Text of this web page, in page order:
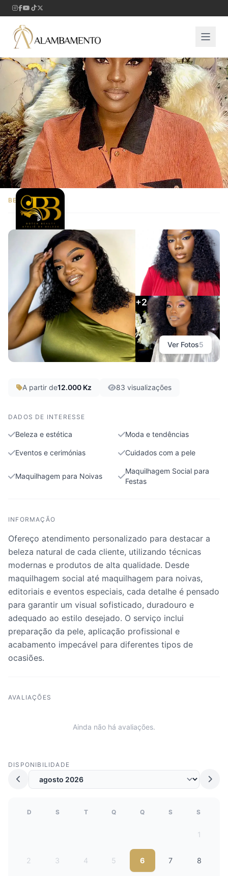
Botch’Beauty
Luanda, Luanda
BELEZA
+2
Ver Fotos5
A partir de12.000 Kz 83 visualizações
DADOS DE INTERESSE
Beleza e estética Moda e tendências
Eventos e cerimónias Cuidados com a pele
Maquilhagem para Noivas
Maquilhagem Social para
Festas
INFORMAÇÃO
Ofereço atendimento personalizado para destacar a
beleza natural de cada cliente, utilizando técnicas
modernas e produtos de alta qualidade. Desde
maquilhagem social até maquilhagem para noivas,
editoriais e eventos especiais, cada detalhe é pensado
para garantir um visual sofisticado, duradouro e
adequado ao estilo desejado. O serviço inclui
preparação da pele, aplicação profissional e
acabamento impecável para diferentes tipos de
ocasiões.
AVALIAÇÕES
Ainda não há avaliações.
DISPONIBILIDADE
D S T Q Q S S
1
2 3 4 5 6 7 8